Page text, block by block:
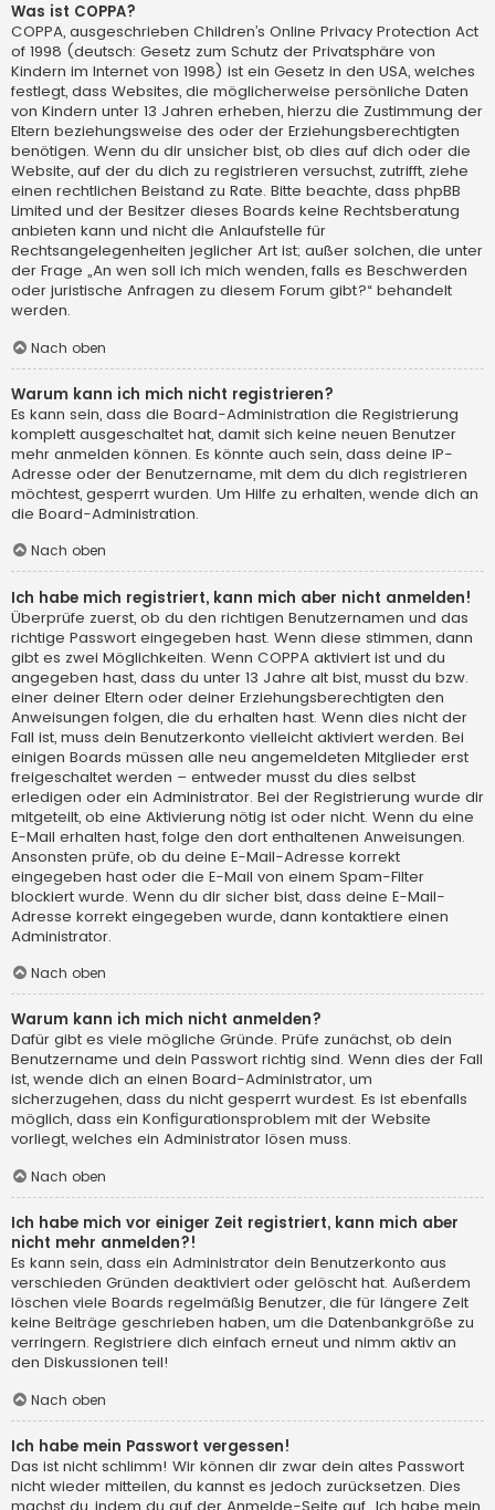
Was ist COPPA?
COPPA, ausgeschrieben Children’s Online Privacy Protection Act
of 1998 (deutsch: Gesetz zum Schutz der Privatsphäre von
Kindern im Internet von 1998) ist ein Gesetz in den USA, welches
festlegt, dass Websites, die möglicherweise persönliche Daten
von Kindern unter 13 Jahren erheben, hierzu die Zustimmung der
Eltern beziehungsweise des oder der Erziehungsberechtigten
benötigen. Wenn du dir unsicher bist, ob dies auf dich oder die
Website, auf der du dich zu registrieren versuchst, zutrifft, ziehe
einen rechtlichen Beistand zu Rate. Bitte beachte, dass phpBB
Limited und der Besitzer dieses Boards keine Rechtsberatung
anbieten kann und nicht die Anlaufstelle für
Rechtsangelegenheiten jeglicher Art ist; außer solchen, die unter
der Frage „An wen soll ich mich wenden, falls es Beschwerden
oder juristische Anfragen zu diesem Forum gibt?“ behandelt
werden.
Nach oben
Warum kann ich mich nicht registrieren?
Es kann sein, dass die Board-Administration die Registrierung
komplett ausgeschaltet hat, damit sich keine neuen Benutzer
mehr anmelden können. Es könnte auch sein, dass deine IP-
Adresse oder der Benutzername, mit dem du dich registrieren
möchtest, gesperrt wurden. Um Hilfe zu erhalten, wende dich an
die Board-Administration.
Nach oben
Ich habe mich registriert, kann mich aber nicht anmelden!
Überprüfe zuerst, ob du den richtigen Benutzernamen und das
richtige Passwort eingegeben hast. Wenn diese stimmen, dann
gibt es zwei Möglichkeiten. Wenn COPPA aktiviert ist und du
angegeben hast, dass du unter 13 Jahre alt bist, musst du bzw.
einer deiner Eltern oder deiner Erziehungsberechtigten den
Anweisungen folgen, die du erhalten hast. Wenn dies nicht der
Fall ist, muss dein Benutzerkonto vielleicht aktiviert werden. Bei
einigen Boards müssen alle neu angemeldeten Mitglieder erst
freigeschaltet werden – entweder musst du dies selbst
erledigen oder ein Administrator. Bei der Registrierung wurde dir
mitgeteilt, ob eine Aktivierung nötig ist oder nicht. Wenn du eine
E-Mail erhalten hast, folge den dort enthaltenen Anweisungen.
Ansonsten prüfe, ob du deine E-Mail-Adresse korrekt
eingegeben hast oder die E-Mail von einem Spam-Filter
blockiert wurde. Wenn du dir sicher bist, dass deine E-Mail-
Adresse korrekt eingegeben wurde, dann kontaktiere einen
Administrator.
Nach oben
Warum kann ich mich nicht anmelden?
Dafür gibt es viele mögliche Gründe. Prüfe zunächst, ob dein
Benutzername und dein Passwort richtig sind. Wenn dies der Fall
ist, wende dich an einen Board-Administrator, um
sicherzugehen, dass du nicht gesperrt wurdest. Es ist ebenfalls
möglich, dass ein Konfigurationsproblem mit der Website
vorliegt, welches ein Administrator lösen muss.
Nach oben
Ich habe mich vor einiger Zeit registriert, kann mich aber
nicht mehr anmelden?!
Es kann sein, dass ein Administrator dein Benutzerkonto aus
verschieden Gründen deaktiviert oder gelöscht hat. Außerdem
löschen viele Boards regelmäßig Benutzer, die für längere Zeit
keine Beiträge geschrieben haben, um die Datenbankgröße zu
verringern. Registriere dich einfach erneut und nimm aktiv an
den Diskussionen teil!
Nach oben
Ich habe mein Passwort vergessen!
Das ist nicht schlimm! Wir können dir zwar dein altes Passwort
nicht wieder mitteilen, du kannst es jedoch zurücksetzen. Dies